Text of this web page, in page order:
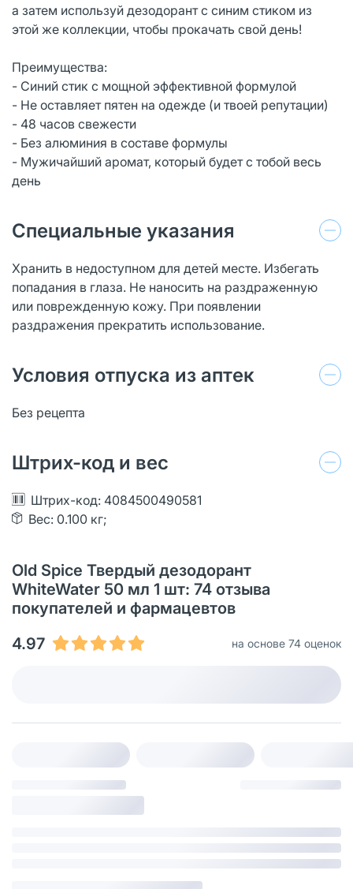
а затем используй дезодорант с синим стиком из
этой же коллекции, чтобы прокачать свой день!
Преимущества:
- Синий стик c мощной эффективной формулой
- Не оставляет пятен на одежде (и твоей репутации)
- 48 часов свежести
- Без алюминия в составе формулы
- Мужичайший аромат, который будет с тобой весь
день
Специальные указания
Хранить в недоступном для детей месте. Избегать
попадания в глаза. Не наносить на раздраженную
или поврежденную кожу. При появлении
раздражения прекратить использование.
Условия отпуска из аптек
Без рецепта
Штрих-код и вес
Штрих-код: 4084500490581
Вес: 0.100 кг;
Old Spice Твердый дезодорант
WhiteWater 50 мл 1 шт: 74 отзыва
покупателей и фармацевтов
4.97
на основе 74 оценок